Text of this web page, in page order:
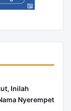
Inilah
Nyerempet